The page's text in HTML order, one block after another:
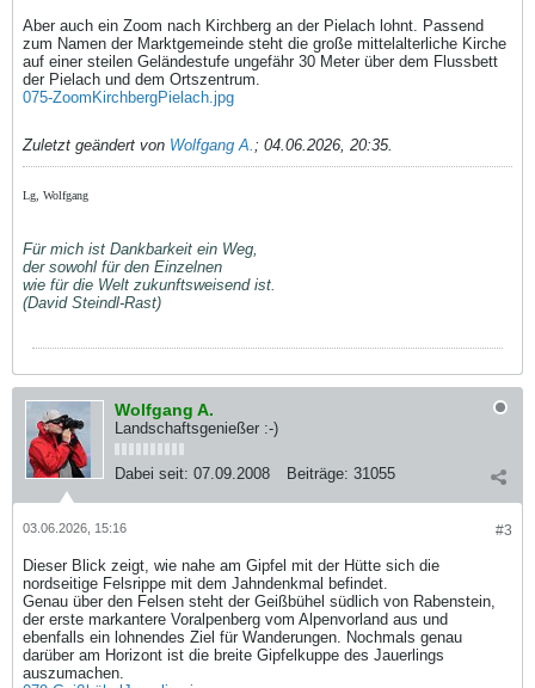
Aber auch ein Zoom nach Kirchberg an der Pielach lohnt. Passend
zum Namen der Marktgemeinde steht die große mittelalterliche Kirche
auf einer steilen Geländestufe ungefähr 30 Meter über dem Flussbett
der Pielach und dem Ortszentrum.
075-ZoomKirchbergPielach.jpg
Zuletzt geändert von Wolfgang A.; 04.06.2026, 20:35.
Lg, Wolfgang
Für mich ist Dankbarkeit ein Weg,
der sowohl für den Einzelnen
wie für die Welt zukunftsweisend ist.
(David Steindl-Rast)
Wolfgang A.
Landschaftsgenießer :-)
Dabei seit: 07.09.2008 Beiträge: 31055
#3
03.06.2026, 15:16
Dieser Blick zeigt, wie nahe am Gipfel mit der Hütte sich die
nordseitige Felsrippe mit dem Jahndenkmal befindet.
Genau über den Felsen steht der Geißbühel südlich von Rabenstein,
der erste markantere Voralpenberg vom Alpenvorland aus und
ebenfalls ein lohnendes Ziel für Wanderungen. Nochmals genau
darüber am Horizont ist die breite Gipfelkuppe des Jauerlings
auszumachen.